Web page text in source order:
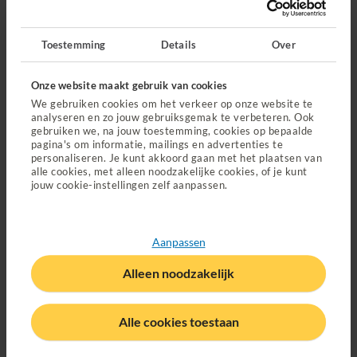
Toestemming Details Over
Onze website maakt gebruik van cookies
We gebruiken cookies om het verkeer op onze website te
analyseren en zo jouw gebruiksgemak te verbeteren. Ook
gebruiken we, na jouw toestemming, cookies op bepaalde
pagina's om informatie, mailings en advertenties te
personaliseren. Je kunt akkoord gaan met het plaatsen van
alle cookies, met alleen noodzakelijke cookies, of je kunt
jouw cookie-instellingen zelf aanpassen.
Alle cookies toestaan
Aanpassen
Alleen noodzakelijk
kan je een vergoeding krijgen voor implantaten en het
kunstgebit.
Mondzorg na een ongeval
(Opent in nieuw tabblad)
Met de Just aanvullende verzekeringen krijg je een
Naar de vergoeding mondzorg na ongeval
Tandzorg en orthodontie in